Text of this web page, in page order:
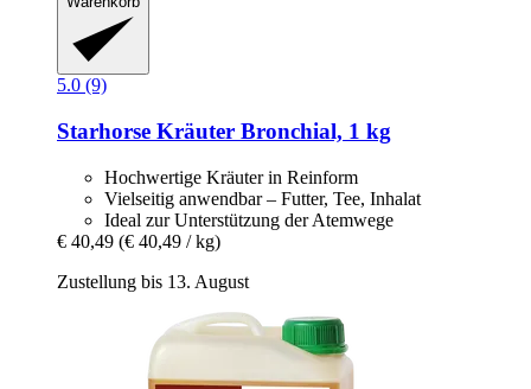
5.0 (9)
Starhorse Kräuter Bronchial, 1 kg
Hochwertige Kräuter in Reinform
Vielseitig anwendbar – Futter, Tee, Inhalat
Ideal zur Unterstützung der Atemwege
€ 40,49 (€ 40,49 / kg)
Zustellung bis 13. August